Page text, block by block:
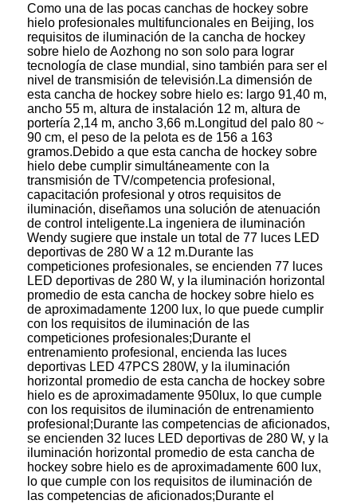
Como una de las pocas canchas de hockey sobre
hielo profesionales multifuncionales en Beijing, los
requisitos de iluminación de la cancha de hockey
sobre hielo de Aozhong no son solo para lograr
tecnología de clase mundial, sino también para ser el
nivel de transmisión de televisión.La dimensión de
esta cancha de hockey sobre hielo es: largo 91,40 m,
ancho 55 m, altura de instalación 12 m, altura de
portería 2,14 m, ancho 3,66 m.Longitud del palo 80 ~
90 cm, el peso de la pelota es de 156 a 163
gramos.Debido a que esta cancha de hockey sobre
hielo debe cumplir simultáneamente con la
transmisión de TV/competencia profesional,
capacitación profesional y otros requisitos de
iluminación, diseñamos una solución de atenuación
de control inteligente.La ingeniera de iluminación
Wendy sugiere que instale un total de 77 luces LED
deportivas de 280 W a 12 m.Durante las
competiciones profesionales, se encienden 77 luces
LED deportivas de 280 W, y la iluminación horizontal
promedio de esta cancha de hockey sobre hielo es
de aproximadamente 1200 lux, lo que puede cumplir
con los requisitos de iluminación de las
competiciones profesionales;Durante el
entrenamiento profesional, encienda las luces
deportivas LED 47PCS 280W, y la iluminación
horizontal promedio de esta cancha de hockey sobre
hielo es de aproximadamente 950lux, lo que cumple
con los requisitos de iluminación de entrenamiento
profesional;Durante las competencias de aficionados,
se encienden 32 luces LED deportivas de 280 W, y la
iluminación horizontal promedio de esta cancha de
hockey sobre hielo es de aproximadamente 600 lux,
lo que cumple con los requisitos de iluminación de
las competencias de aficionados;Durante el